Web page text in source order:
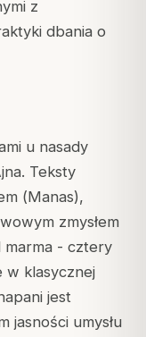
z
dbania o
u nasady
. Teksty
(Manas),
zmysłem
marma - cztery
w klasycznej
jest
jasności umysłu